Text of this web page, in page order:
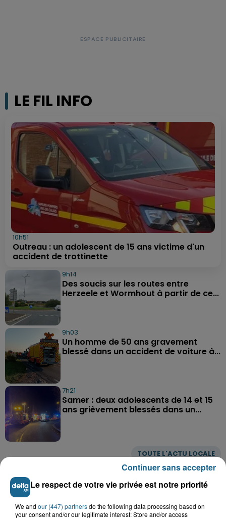
LE FIL INFO
TOUTE L'ACTU LOCALE
10h51
Outreau : un adolescent de 15 ans victime d'un
accident de trottinette
9h14
Des soucis sur les routes entre
Herzeele et Wormhout à partir de ce...
9h03
Un homme de 50 ans gravement
blessé dans un accident de voiture à...
7h21
Samer : deux adolescents de 14 et 15
ans grièvement blessés dans un...
Le respect de votre vie privée est notre priorité
We and our (447) partnersdo the following data processing based on
your consent and/or our legitimate interest: Store and/or access
Continuer sans accepter